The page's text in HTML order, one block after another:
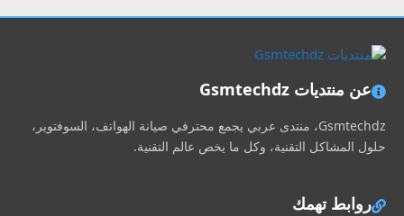
عن منتديات Gsmtechdz
Gsmtechdz، منتدى عربي يجمع محترفي صيانة الهواتف، السوفتوير،
حلول المشاكل التقنية، وكل ما يخص عالم التقنية.
روابط تهمك